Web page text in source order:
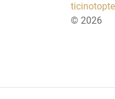
© 2026